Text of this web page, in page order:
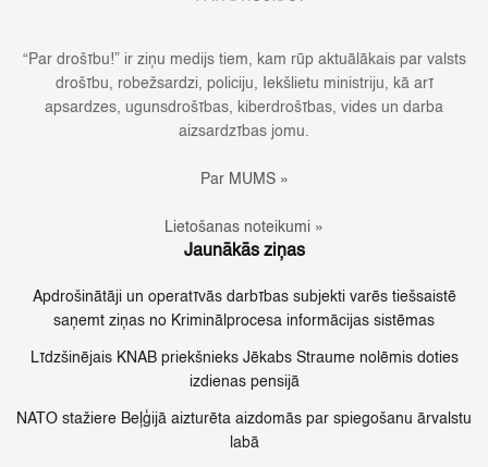
“Par drošību!” ir ziņu medijs tiem, kam rūp aktuālākais par valsts
drošību, robežsardzi, policiju, Iekšlietu ministriju, kā arī
apsardzes, ugunsdrošības, kiberdrošības, vides un darba
aizsardzības jomu.
Par MUMS »
Lietošanas noteikumi »
Jaunākās ziņas
Apdrošinātāji un operatīvās darbības subjekti varēs tiešsaistē
saņemt ziņas no Kriminālprocesa informācijas sistēmas
Līdzšinējais KNAB priekšnieks Jēkabs Straume nolēmis doties
izdienas pensijā
NATO stažiere Beļģijā aizturēta aizdomās par spiegošanu ārvalstu
labā